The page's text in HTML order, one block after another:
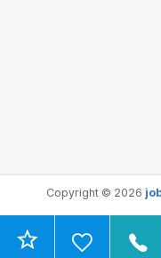
Copyright © 2026